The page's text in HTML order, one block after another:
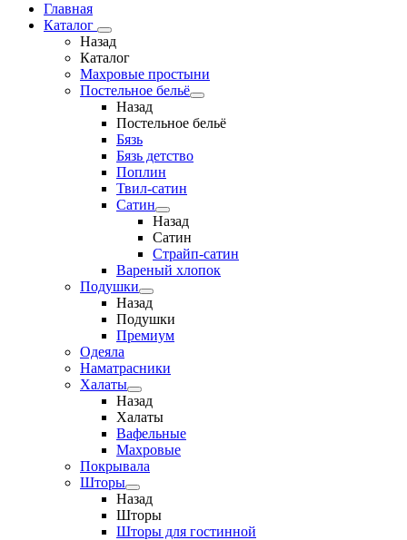
Главная
Каталог
Назад
Каталог
Махровые простыни
Постельное бельё
Назад
Постельное бельё
Бязь
Бязь детство
Поплин
Твил-сатин
Сатин
Назад
Сатин
Страйп-сатин
Вареный хлопок
Подушки
Назад
Подушки
Премиум
Одеяла
Наматрасники
Халаты
Назад
Халаты
Вафельные
Махровые
Покрывала
Шторы
Назад
Шторы
Шторы для гостинной